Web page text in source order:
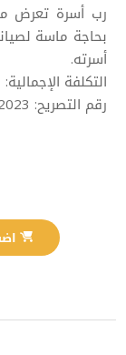
رب أسرة تعرض
بحاجة ماسة
أسرته.
التكلفة الإجمالية: 46600 درهم
رقم التصريح: 3/392/2023